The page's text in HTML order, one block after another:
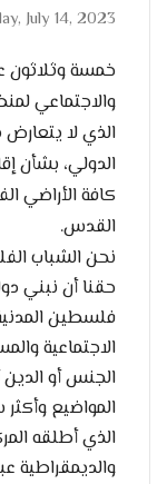
July 14, 2023
خمسة وثلاثون
الذي لا يتعارض
الدولي، بشأن
القدس.
نحن الشباب
حقنا أن نبني
فلسطين المدنية
الاجتماعية
الجنس أو الدين
المواضيع
الذي أطلقه
والديمقراطية